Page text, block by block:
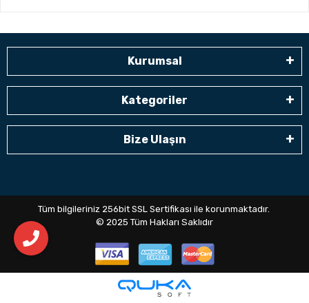
Kurumsal
Kategoriler
Bize Ulaşın
Tüm bilgileriniz 256bit SSL Sertifikası ile korunmaktadır.
© 2025 Tüm Hakları Saklıdır